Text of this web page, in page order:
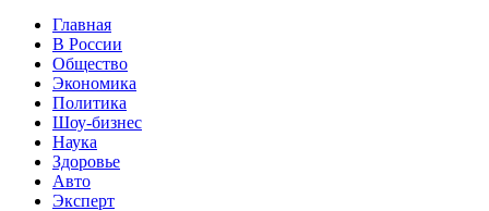
Главная
В России
Общество
Экономика
Политика
Шоу-бизнес
Наука
Здоровье
Авто
Эксперт